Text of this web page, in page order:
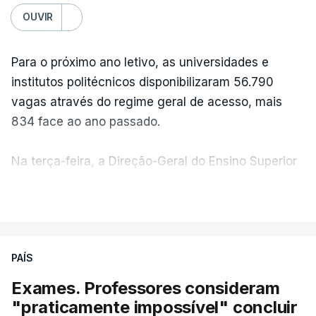
OUVIR
Para o próximo ano letivo, as universidades e
institutos politécnicos disponibilizaram 56.790
vagas através do regime geral de acesso, mais
834 face ao ano passado.
Na terça-feira, a Direção-Geral do Ensino Superior
No primeiro dia do concurso deste ano, apenas
304 alunos tinham apresentado candidatura, muito
abaixo dos 10 mil que o tinham feito no primeiro dia
PAÍS
Exames. Professores consideram
"praticamente impossível" concluir